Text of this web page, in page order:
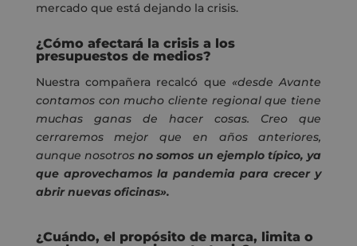
mercado que está dejando la crisis.
¿Cómo afectará la crisis a los
presupuestos de medios?
Nuestra compañera recalcó que «desde Avante
contamos con mucho cliente regional que tiene
muchas ganas de hacer cosas. Creo que
cerraremos mejor que en años anteriores,
aunque nosotrosno somos un ejemplo típico, ya
que aprovechamos la pandemia para crecer y
abrir nuevas oficinas».
¿Cuándo, el propósito de marca, limita o